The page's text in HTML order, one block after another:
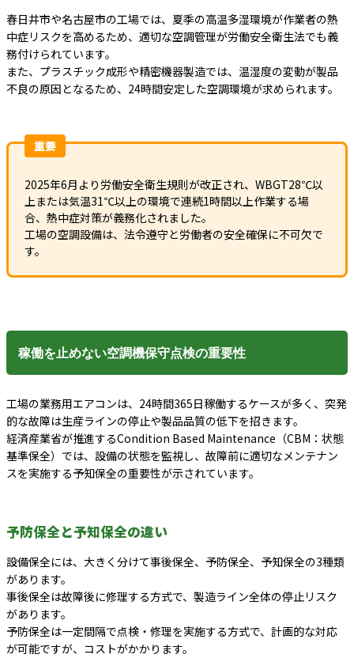
春日井市や名古屋市の工場では、夏季の高温多湿環境が作業者の熱
中症リスクを高めるため、適切な空調管理が労働安全衛生法でも義
務付けられています。
また、プラスチック成形や精密機器製造では、温湿度の変動が製品
不良の原因となるため、24時間安定した空調環境が求められます。
重要
2025年6月より労働安全衛生規則が改正され、WBGT28℃以
上または気温31℃以上の環境で連続1時間以上作業する場
合、熱中症対策が義務化されました。
工場の空調設備は、法令遵守と労働者の安全確保に不可欠で
す。
稼働を止めない空調機保守点検の重要性
工場の業務用エアコンは、24時間365日稼働するケースが多く、突発
的な故障は生産ラインの停止や製品品質の低下を招きます。
経済産業省が推進するCondition Based Maintenance（CBM：状態
基準保全）では、設備の状態を監視し、故障前に適切なメンテナン
スを実施する予知保全の重要性が示されています。
予防保全と予知保全の違い
設備保全には、大きく分けて事後保全、予防保全、予知保全の3種類
があります。
事後保全は故障後に修理する方式で、製造ライン全体の停止リスク
があります。
予防保全は一定間隔で点検・修理を実施する方式で、計画的な対応
が可能ですが、コストがかかります。